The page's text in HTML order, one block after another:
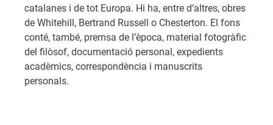
catalanes i de tot Europa. Hi ha, entre d’altres, obres
de Whitehill, Bertrand Russell o Chesterton. El fons
conté, també, premsa de l’època, material fotogràfic
del filòsof, documentació personal, expedients
acadèmics, correspondència i manuscrits
personals.